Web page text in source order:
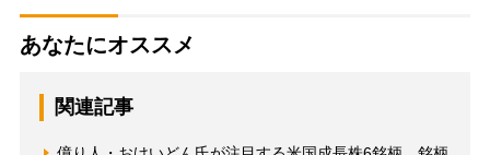
あなたにオススメ
関連記事